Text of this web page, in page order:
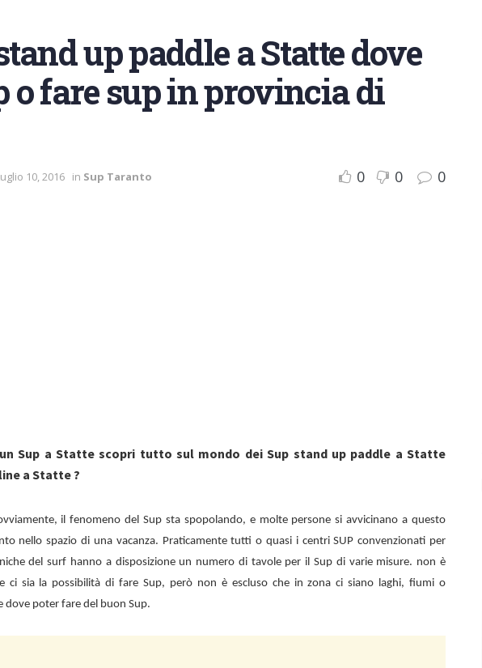
up paddle a Statte dove
o fare sup in provincia di
10, 2016 in Sup Taranto 0 0 0
Sup a Statte scopri tutto sul mondo dei Sup stand up paddle a Statte
a Statte ?
il fenomeno del Sup sta spopolando, e molte persone si avvicinano a questo
nello spazio di una vacanza. Praticamente tutti o quasi i centri SUP convenzionati per
del surf hanno a disposizione un numero di tavole per il Sup di varie misure. non è
ci sia la possibilità di fare Sup, però non è escluso che in zona ci siano laghi, fiumi o
dove poter fare del buon Sup.